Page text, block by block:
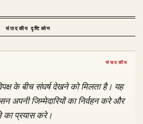
संपादकीय दृष्टिकोण
के बीच संघर्ष देखने को मिलता है। यह
अपनी जिम्मेदारियों का निर्वहन करे और
का प्रयास करे।